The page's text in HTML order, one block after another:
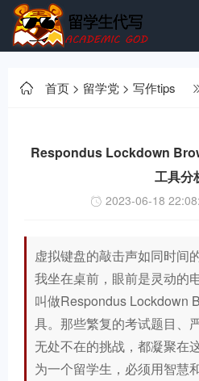
首页 > 留学党 > 写作tips
Respondus Lockdown
工具分
2023-06-18
虚拟键盘的敲击声如同时间
我坐在桌前，眼前是灵动的
叫做Respondus Lockdown
具。那些繁复的考试题目、
无处不在的挑战，都凝聚在
为一个留学生，必须用智慧